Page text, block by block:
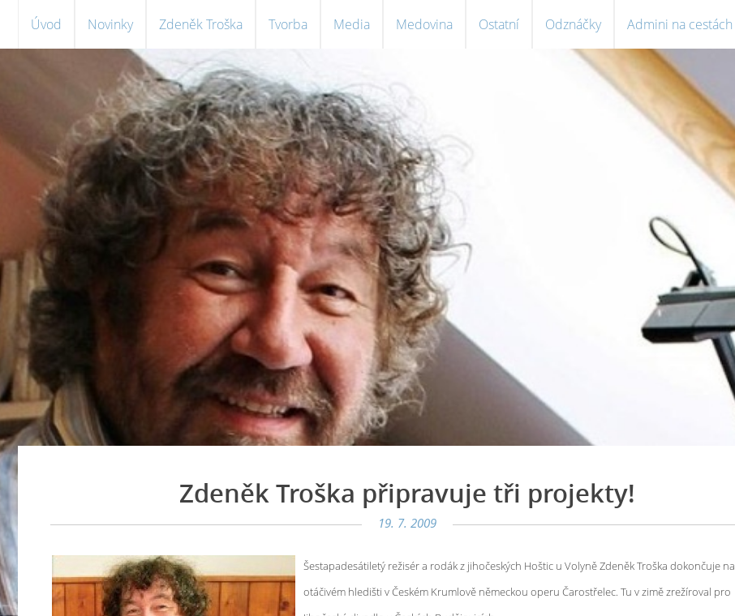
Úvod Novinky Zdeněk Troška Tvorba Media Medovina Ostatní Odznáčky Admini na cestách
Zdeněk Troška připravuje tři projekty!
19. 7. 2009
Šestapadesátiletý režisér a rodák z jihočeských Hoštic u Volyně Zdeněk Troška dokončuje na
otáčivém hledišti v Českém Krumlově německou operu Čarostřelec. Tu v zimě zrežíroval pro